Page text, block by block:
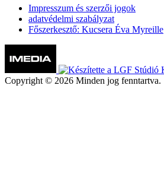
Impresszum és szerzői jogok
adatvédelmi szabályzat
Főszerkesztő: Kucsera Éva Myreille
Copyright © 2026 Minden jog fenntartva.